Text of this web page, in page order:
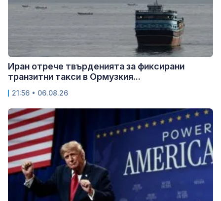
Иран отрече твърденията за фиксирани
транзитни такси в Ормузкия...
21:56 • 06.08.26